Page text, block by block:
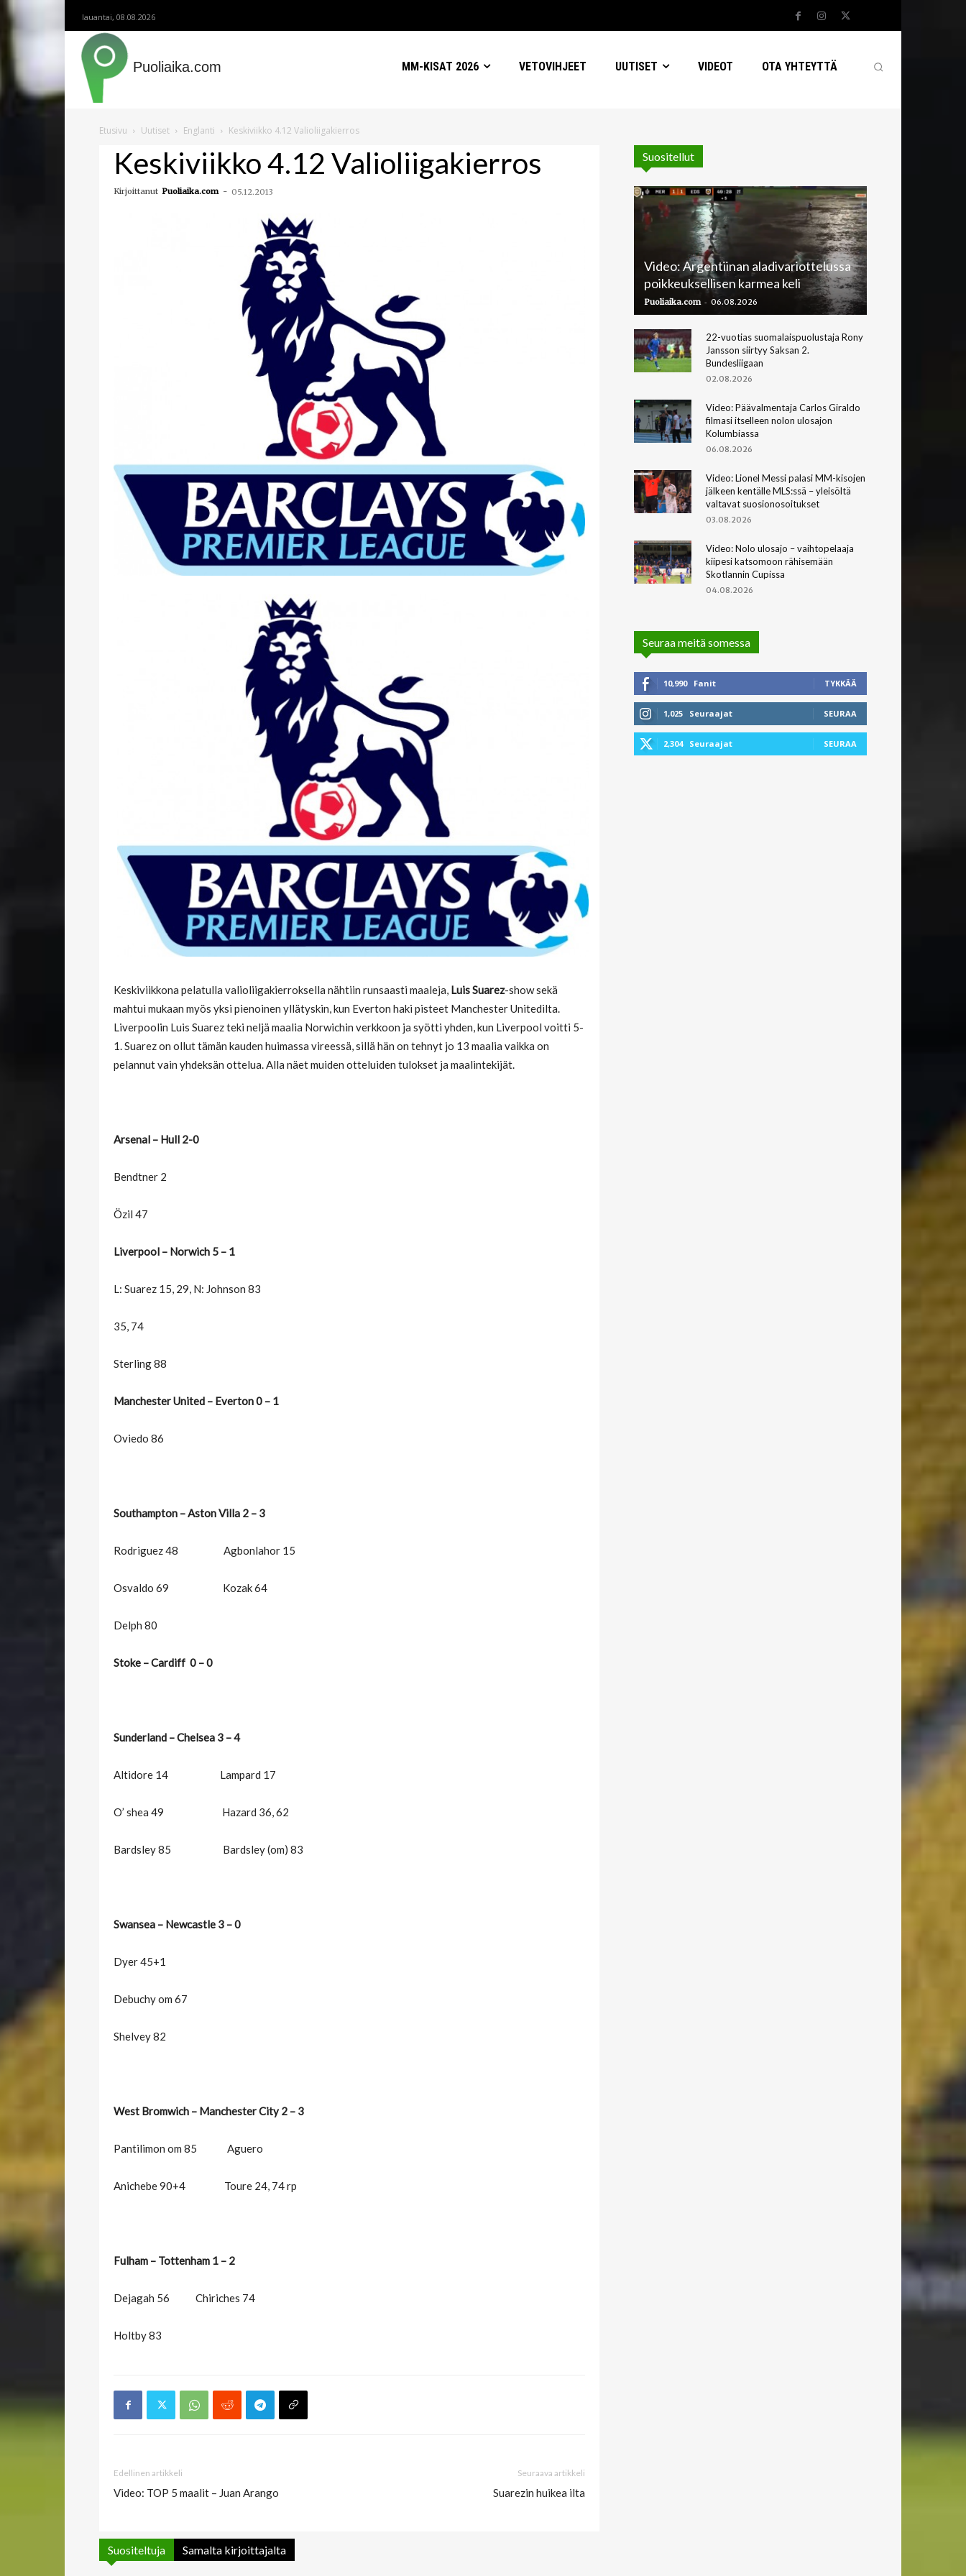
lauantai, 08.08.2026
Puoliaika.com MM-KISAT 2026 VETOVIHJEET UUTISET VIDEOT OTA YHTEYTTÄ
Etusivu Uutiset Englanti Keskiviikko 4.12 Valioliigakierros
Keskiviikko 4.12 Valioliigakierros
Kirjoittanut Puoliaika.com - 05.12.2013
Keskiviikkona pelatulla valioliigakierroksella nähtiin runsaasti maaleja, Luis Suarez-show sekä
mahtui mukaan myös yksi pienoinen yllätyskin, kun Everton haki pisteet Manchester Unitedilta.
Liverpoolin Luis Suarez teki neljä maalia Norwichin verkkoon ja syötti yhden, kun Liverpool voitti 5-
1. Suarez on ollut tämän kauden huimassa vireessä, sillä hän on tehnyt jo 13 maalia vaikka on
pelannut vain yhdeksän ottelua. Alla näet muiden otteluiden tulokset ja maalintekijät.
Arsenal – Hull 2-0
Bendtner 2
Özil 47
Liverpool – Norwich 5 – 1
L: Suarez 15, 29, N: Johnson 83
35, 74
Sterling 88
Manchester United – Everton 0 – 1
Oviedo 86
Southampton – Aston Villa 2 – 3
Rodriguez 48 Agbonlahor 15
Osvaldo 69 Kozak 64
Delph 80
Stoke – Cardiff 0 – 0
Sunderland – Chelsea 3 – 4
Altidore 14 Lampard 17
O’ shea 49 Hazard 36, 62
Bardsley 85 Bardsley (om) 83
Swansea – Newcastle 3 – 0
Dyer 45+1
Debuchy om 67
Shelvey 82
West Bromwich – Manchester City 2 – 3
Pantilimon om 85 Aguero
Anichebe 90+4 Toure 24, 74 rp
Fulham – Tottenham 1 – 2
Dejagah 56 Chiriches 74
Holtby 83
Edellinen artikkeli
Video: TOP 5 maalit – Juan Arango
Seuraava artikkeli
Suarezin huikea ilta
Suositeltuja Samalta kirjoittajalta
Suositellut
Video: Argentiinan aladivariottelussa
poikkeuksellisen karmea keli
Puoliaika.com - 06.08.2026
22-vuotias suomalaispuolustaja Rony
Jansson siirtyy Saksan 2.
Bundesliigaan
02.08.2026
Video: Päävalmentaja Carlos Giraldo
filmasi itselleen nolon ulosajon
Kolumbiassa
06.08.2026
Video: Lionel Messi palasi MM-kisojen
jälkeen kentälle MLS:ssä – yleisöltä
valtavat suosionosoitukset
03.08.2026
Video: Nolo ulosajo – vaihtopelaaja
kiipesi katsomoon rähisemään
Skotlannin Cupissa
04.08.2026
Seuraa meitä somessa
10,990 Fanit TYKKÄÄ
1,025 Seuraajat SEURAA
2,304 Seuraajat SEURAA